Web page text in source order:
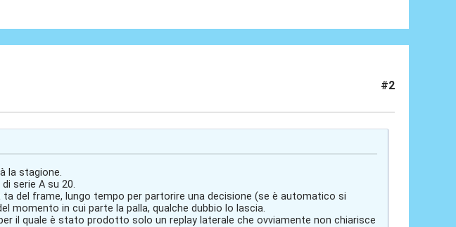
#2
la stagione.
serie A su 20.
del frame, lungo tempo per partorire una decisione (se è automatico si
momento in cui parte la palla, qualche dubbio lo lascia.
il quale è stato prodotto solo un replay laterale che ovviamente non chiarisce